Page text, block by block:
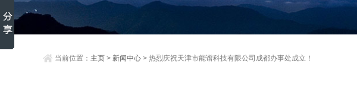
当前位置： 主页 > 新闻中心 > 热烈庆祝天津市能谱科技有限公司成都办事处成立！